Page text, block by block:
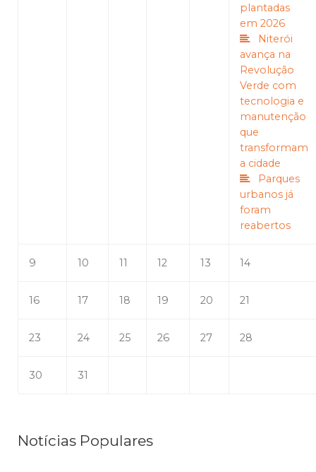
plantadas
em 2026
Niterói
avança na
Revolução
Verde com
tecnologia e
manutenção
que
transformam
a cidade
Parques
urbanos já
foram
reabertos
9 10 11 12 13 14
16 17 18 19 20 21
23 24 25 26 27 28
30 31
Notícias Populares